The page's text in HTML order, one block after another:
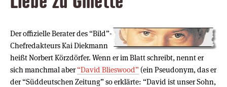
Der offizielle Berater des “Bild”-
Chefredakteurs Kai Diekmann
heißt Norbert Körzdörfer. Wenn er im Blatt schreibt, nennt er
sich manchmal aber“David Blieswood” (ein Pseudonym, das er
der “Süddeutschen Zeitung” so erklärte: “David ist unser Sohn,